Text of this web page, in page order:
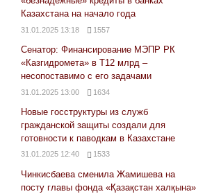
Казахстана на начало года
31.01.2025 13:18 1557
Сенатор: Финансирование МЭПР РК
«Казгидромета» в Т12 млрд –
несопоставимо с его задачами
31.01.2025 13:00 1634
Новые госструктуры из служб
гражданской защиты создали для
готовности к паводкам в Казахстане
31.01.2025 12:40 1533
Чинкисбаева сменила Жамишева на
посту главы фонда «Қазақстан халқына»